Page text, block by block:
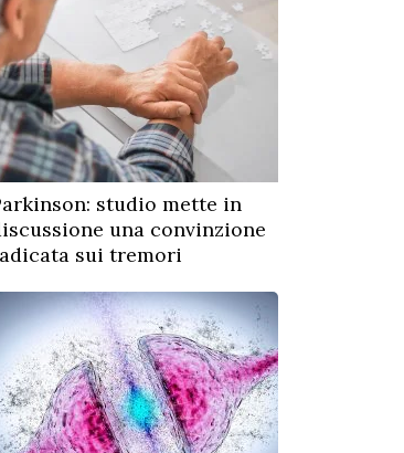
studio mette in
una convinzione
sui tremori